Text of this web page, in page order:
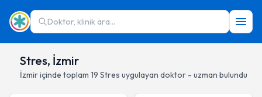
Doktor, klinik ara...
Stres, İzmir
İzmiriçinde toplam 19 Stres uygulayan doktor - uzman bulundu